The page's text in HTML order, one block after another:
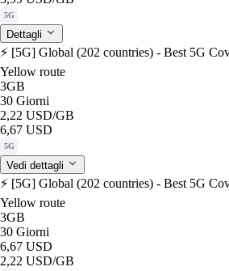
5G
Dettagli
⚡️ [5G] Global (202 countries) - Best 5G
Yellow route
3GB
30 Giorni
2,22 USD/GB
6,67 USD
5G
Vedi dettagli
⚡️ [5G] Global (202 countries) - Best 5G
Yellow route
3GB
30 Giorni
6,67 USD
2,22 USD/GB